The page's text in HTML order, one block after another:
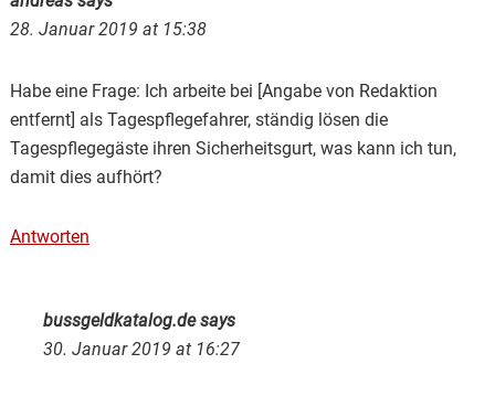
28. Januar 2019 at 15:38
Habe eine Frage: Ich arbeite bei [Angabe von Redaktion
entfernt] als Tagespflegefahrer, ständig lösen die
Tagespflegegäste ihren Sicherheitsgurt, was kann ich tun,
damit dies aufhört?
Antworten
bussgeldkatalog.desays
30. Januar 2019 at 16:27